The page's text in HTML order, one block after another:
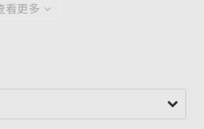
看更多